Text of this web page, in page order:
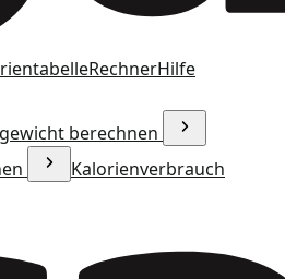
RechnerHilfe
berechnen
Kalorienverbrauch